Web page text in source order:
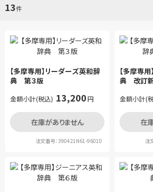
13件
【多摩専用】リーダーズ英和辞
典 第３版
金額小計(税込) 13,200円
在庫がありません
注文番号：390421N61-96010
【多摩専
典 改訂
金額小計(
在
注